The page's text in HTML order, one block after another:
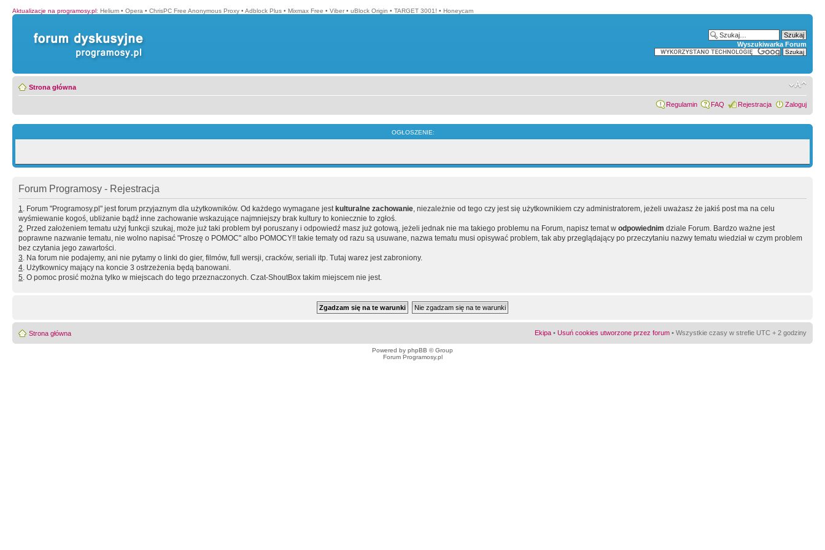
Aktualizacje na programosy.pl: Helium • Opera • ChrisPC Free Anonymous Proxy • Adblock Plus • Mixmax Free • Viber • uBlock Origin • TARGET 3001! • Honeycam
Wyszukiwarka Forum
Strona główna
Regulamin FAQ Rejestracja Zaloguj
OGŁOSZENIE:
Forum Programosy - Rejestracja
1. Forum "Programosy.pl" jest forum przyjaznym dla użytkowników. Od każdego wymagane jest kulturalne zachowanie, niezależnie od tego czy jest się użytkownikiem czy administratorem, jeżeli uważasz że jakiś post ma na celu
wyśmiewanie kogoś, ubliżanie bądź inne zachowanie wskazujące najmniejszy brak kultury to koniecznie to zgłoś.
2. Przed założeniem tematu użyj funkcji szukaj, może już taki problem był poruszany i odpowiedź masz już gotową, jeżeli jednak nie ma takiego problemu na Forum, napisz temat w odpowiednim dziale Forum. Bardzo ważne jest
poprawne nazwanie tematu, nie wolno napisać "Proszę o POMOC" albo POMOCY!! takie tematy od razu są usuwane, nazwa tematu musi opisywać problem, tak aby przeglądający po przeczytaniu nazwy tematu wiedział w czym problem
bez czytania jego zawartości.
3. Na forum nie podajemy, ani nie pytamy o linki do gier, filmów, full wersji, cracków, seriali itp. Tutaj warez jest zabroniony.
4. Użytkownicy mający na koncie 3 ostrzeżenia będą banowani.
5. O pomoc prosić można tylko w miejscach do tego przeznaczonych. Czat-ShoutBox takim miejscem nie jest.
Strona główna Ekipa • Usuń cookies utworzone przez forum • Wszystkie czasy w strefie UTC + 2 godziny
Powered by phpBB © Group
Forum Programosy.pl